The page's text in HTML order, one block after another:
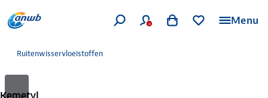
Menu
Ruitenwisservloeistoffen